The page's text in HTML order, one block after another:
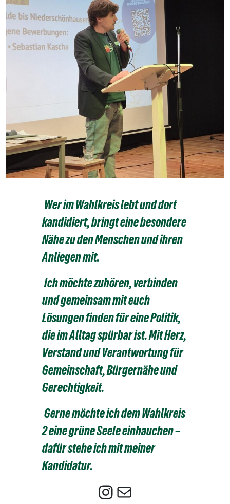
Wer im Wahlkreis lebt und dort
kandidiert, bringt eine besondere
Nähe zu den Menschen und ihren
Anliegen mit.
Ich möchte zuhören, verbinden
und gemeinsam mit euch
Lösungen finden für eine Politik,
die im Alltag spürbar ist. Mit Herz,
Verstand und Verantwortung für
Gemeinschaft, Bürgernähe und
Gerechtigkeit.
Gerne möchte ich dem Wahlkreis
2 eine grüne Seele einhauchen –
dafür stehe ich mit meiner
Kandidatur.
Instagram E-Mail